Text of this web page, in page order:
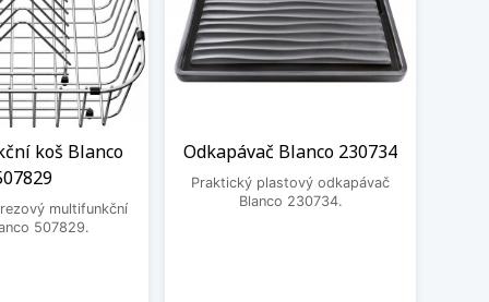
koš Blanco
multifunkční
507829.
Odkapávač Blanco 230734
Praktický plastový odkapávač
Blanco 230734.